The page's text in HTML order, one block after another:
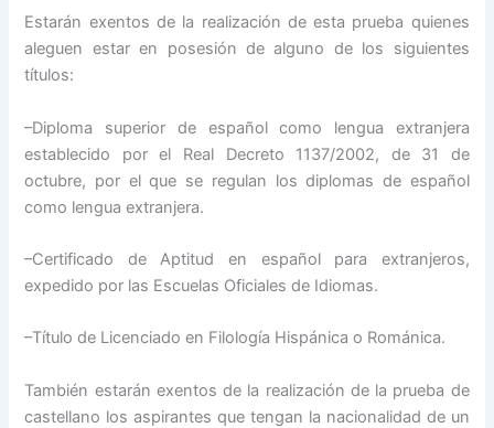
Estarán exentos de la realización de esta prueba quienes
aleguen estar en posesión de alguno de los siguientes
títulos:
–Diploma superior de español como lengua extranjera
establecido por el Real Decreto 1137/2002, de 31 de
octubre, por el que se regulan los diplomas de español
como lengua extranjera.
–Certificado de Aptitud en español para extranjeros,
expedido por las Escuelas Oficiales de Idiomas.
–Título de Licenciado en Filología Hispánica o Románica.
También estarán exentos de la realización de la prueba de
castellano los aspirantes que tengan la nacionalidad de un